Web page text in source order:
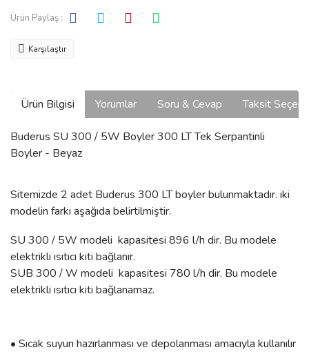
Ürün Paylaş :
Karşılaştır
Ürün Bilgisi Yorumlar Soru & Cevap Taksit
Buderus SU 300 / 5W Boyler 300 LT Tek Serpantinli
Boyler - Beyaz
Sitemizde 2 adet Buderus 300 LT boyler bulunmaktadır. iki
modelin farkı aşağıda belirtilmiştir.
SU 300 / 5W modeli kapasitesi 896 l/h dir. Bu modele
elektrikli ısıtıcı kiti bağlanır.
SUB 300 / W modeli kapasitesi 780 l/h dir. Bu modele
elektrikli ısıtıcı kiti bağlanamaz.
• Sıcak suyun hazırlanması ve depolanması amacıyla kullanılır